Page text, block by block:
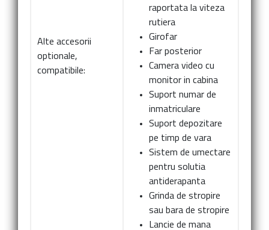
Alte accesorii
optionale,
compatibile:
raportata la viteza
rutiera
Girofar
Far posterior
Camera video cu
monitor in cabina
Suport numar de
inmatriculare
Suport depozitare
pe timp de vara
Sistem de umectare
pentru solutia
antiderapanta
Grinda de stropire
sau bara de stropire
Lancie de mana